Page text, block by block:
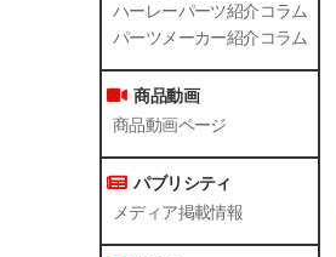
ハーレーパーツ紹介コラム
パーツメーカー紹介コラム
商品動画
商品動画ページ
パブリシティ
メディア掲載情報